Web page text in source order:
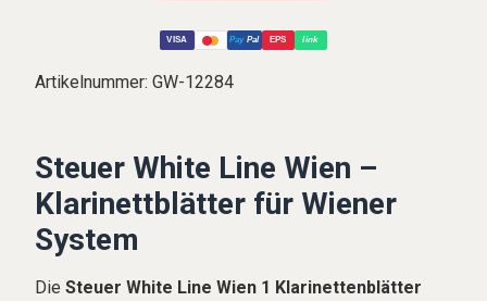
VISA Pay Pal EPS link
Artikelnummer:GW-12284
Steuer White Line Wien –
Klarinettblätter für Wiener
System
DieSteuer White Line Wien 1 Klarinettenblätter